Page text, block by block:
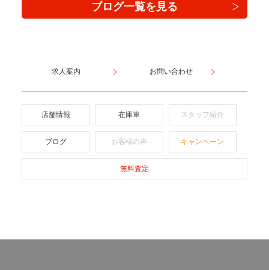
ブログ一覧を見る
求人案内 お問い合わせ
店舗情報 在庫車 スタッフ紹介
ブログ お客様の声 キャンペーン
無料査定